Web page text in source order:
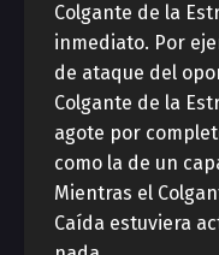
Colgante de la
inmediato. Por
de ataque del
Colgante de la
agote por
como la de un
Mientras el
Caída estuviera